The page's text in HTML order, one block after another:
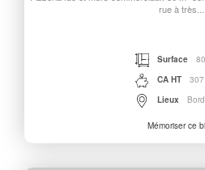
rue à très...
Surface
CA HT
Lieux
Mémoriser ce